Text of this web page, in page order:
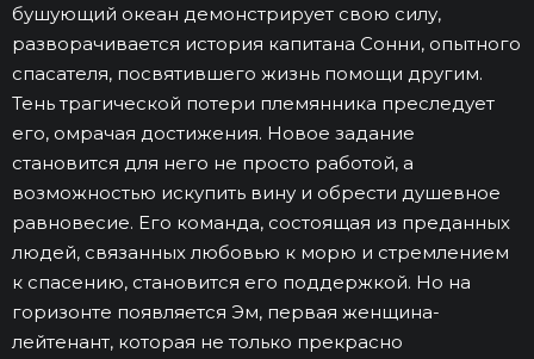
бушующий океан демонстрирует свою силу,
разворачивается история капитана Сонни, опытного
спасателя, посвятившего жизнь помощи другим.
Тень трагической потери племянника преследует
его, омрачая достижения. Новое задание
становится для него не просто работой, а
возможностью искупить вину и обрести душевное
равновесие. Его команда, состоящая из преданных
людей, связанных любовью к морю и стремлением
к спасению, становится его поддержкой. Но на
горизонте появляется Эм, первая женщина-
лейтенант, которая не только прекрасно